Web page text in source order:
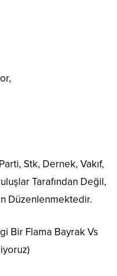
Stk, Dernek, Vakıf,
Tarafından Değil,
Düzenlenmektedir.
Bir Flama Bayrak Vs